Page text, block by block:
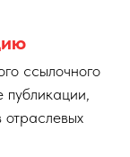
ссылочного
публикации,
отраслевых